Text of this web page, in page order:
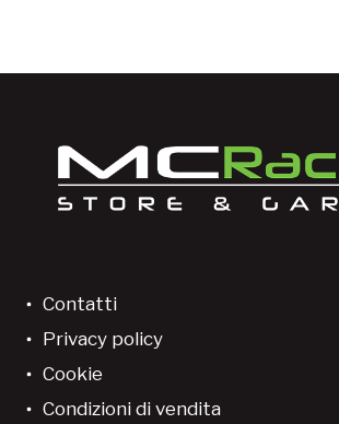
Contatti
Privacy policy
Cookie
Condizioni di vendita